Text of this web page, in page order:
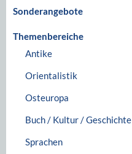
Sonderangebote
Themenbereiche
Antike
Orientalistik
Osteuropa
Buch / Kultur / Geschichte
Sprachen